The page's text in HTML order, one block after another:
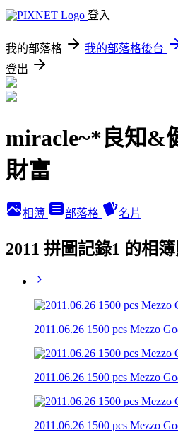
登入
我的部落格 我的部落格後台
登出
miracle~*良知&
財富
相簿 部落格 名片
2011 拼圖記錄1 的相簿
2011.06.26 1500 pcs Mezzo
2011.06.26 1500 pcs Mezzo
2011.06.26 1500 pcs Mezzo